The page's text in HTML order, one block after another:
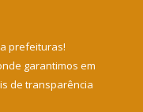
prefeituras!
garantimos em
de transparência